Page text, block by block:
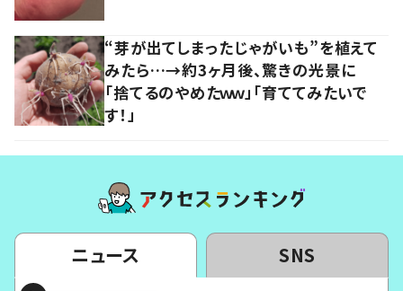
“芽が出てしまったじゃがいも”を植えて
みたら…→約3ヶ月後、驚きの光景に
「捨てるのやめたｗｗ」「育ててみたいで
す！」
ニュース SNS